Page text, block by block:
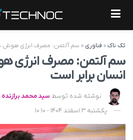
تک ناک» فناوری » سم آلتمن: مصرف انرژی هوش
سم آلتمن: مصرف انرژی
انسان برابر است
نوشته شده توسط سید محمد برازنده
یکشنبه 3 اسفند 1404 - 10:10